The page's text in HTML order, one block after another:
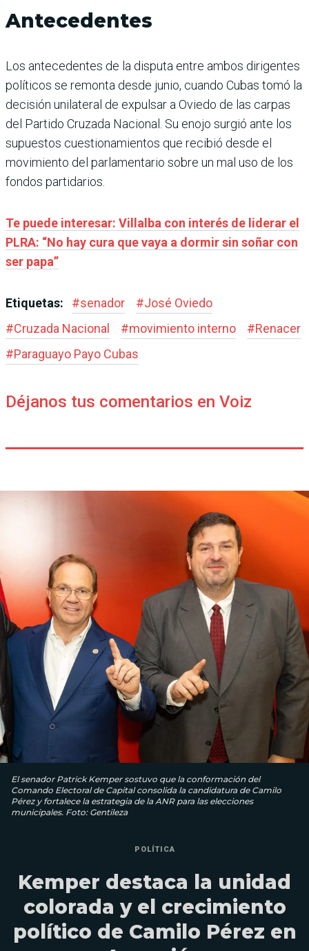
Antecedentes
Los antecedentes de la disputa entre ambos dirigentes
políticos se remonta desde junio, cuando Cubas tomó la
decisión unilateral de expulsar a Oviedo de las carpas
del Partido Cruzada Nacional. Su enojo surgió ante los
supuestos cuestionamientos que recibió desde el
movimiento del parlamentario sobre un mal uso de los
fondos partidarios.
Te puede interesar: Villalba con interés de liderar el
PLRA: “No hay cura que vaya a dormir sin soñar con
ser papa”
Etiquetas: #senador #José Oviedo
#Cruzada Nacional #movimiento interno #Renacer
#Paraguayo Payo Cubas
Déjanos tus comentarios en Voiz
El senador Patrick Kemper sostuvo que la conformación del
Comando Electoral de Capital consolida la candidatura de Camilo
Pérez y fortalece la estrategia de la ANR para las elecciones
municipales. Foto: Gentileza
POLÍTICA
Kemper destaca la unidad
colorada y el crecimiento
político de Camilo Pérez en